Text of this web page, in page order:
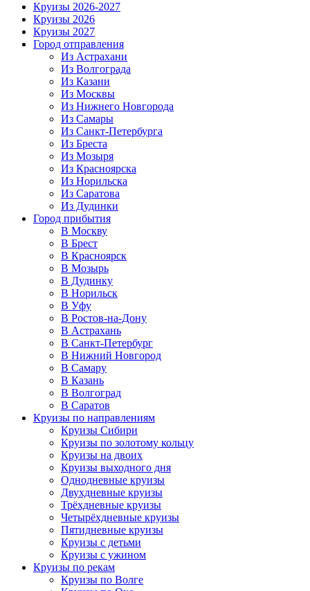
Круизы 2026-2027
Круизы 2026
Круизы 2027
Город отправления
Из Астрахани
Из Волгограда
Из Казани
Из Москвы
Из Нижнего Новгорода
Из Самары
Из Санкт-Петербурга
Из Бреста
Из Мозыря
Из Красноярска
Из Норильска
Из Саратова
Из Дудинки
Город прибытия
В Москву
В Брест
В Красноярск
В Мозырь
В Дудинку
В Норильск
В Уфу
В Ростов-на-Дону
В Астрахань
В Санкт-Петербург
В Нижний Новгород
В Самару
В Казань
В Волгоград
В Саратов
Круизы по направлениям
Круизы Сибири
Круизы по золотому кольцу
Круизы на двоих
Круизы выходного дня
Однодневные круизы
Двухдневные круизы
Трёхдневные круизы
Четырёхдневные круизы
Пятидневные круизы
Круизы с детьми
Круизы с ужином
Круизы по рекам
Круизы по Волге